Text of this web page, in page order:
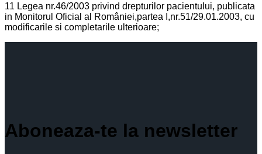
11 Legea nr.46/2003 privind drepturilor pacientului, publicata
in Monitorul Oficial al României,partea I,nr.51/29.01.2003, cu
modificarile si completarile ulterioare;
Aboneaza-te la newsletter